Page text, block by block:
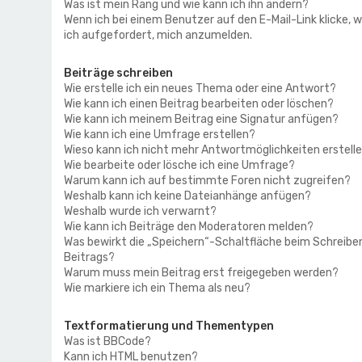
Was ist mein Rang und wie kann ich ihn ändern?
Wenn ich bei einem Benutzer auf den E-Mail-Link klicke,
ich aufgefordert, mich anzumelden.
Beiträge schreiben
Wie erstelle ich ein neues Thema oder eine Antwort?
Wie kann ich einen Beitrag bearbeiten oder löschen?
Wie kann ich meinem Beitrag eine Signatur anfügen?
Wie kann ich eine Umfrage erstellen?
Wieso kann ich nicht mehr Antwortmöglichkeiten
Wie bearbeite oder lösche ich eine Umfrage?
Warum kann ich auf bestimmte Foren nicht zugreifen?
Weshalb kann ich keine Dateianhänge anfügen?
Weshalb wurde ich verwarnt?
Wie kann ich Beiträge den Moderatoren melden?
Was bewirkt die „Speichern“-Schaltfläche beim
Beitrags?
Warum muss mein Beitrag erst freigegeben werden?
Wie markiere ich ein Thema als neu?
Textformatierung und Thementypen
Was ist BBCode?
Kann ich HTML benutzen?